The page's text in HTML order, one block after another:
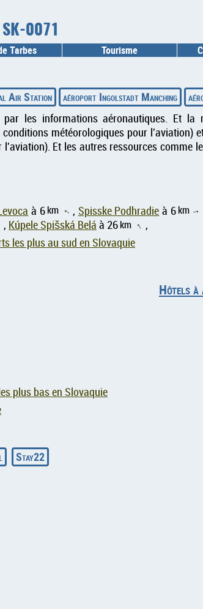
0071
Tarbes Tourisme
Air Station aéroport Ingolstadt Manching
les informations aéronautiques. Et la
météorologiques pour l'aviation)
Et les autres ressources comme
à 6km ↑ , Spisske Podhradie à 6km ↑
, Kúpele Spišská Belá à 26km ↑ ,
les plus au sud en Slovaquie
Hôtels
plus bas en Slovaquie
Stay22